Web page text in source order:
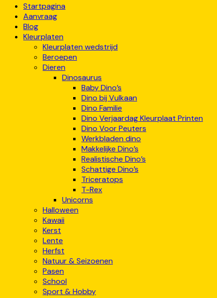
Startpagina
Aanvraag
Blog
Kleurplaten
Kleurplaten wedstrijd
Beroepen
Dieren
Dinosaurus
Baby Dino’s
Dino bij Vulkaan
Dino Familie
Dino Verjaardag Kleurplaat Printen
Dino Voor Peuters
Werkbladen dino
Makkelijke Dino’s
Realistische Dino’s
Schattige Dino’s
Triceratops
T-Rex
Unicorns
Halloween
Kawaii
Kerst
Lente
Herfst
Natuur & Seizoenen
Pasen
School
Sport & Hobby